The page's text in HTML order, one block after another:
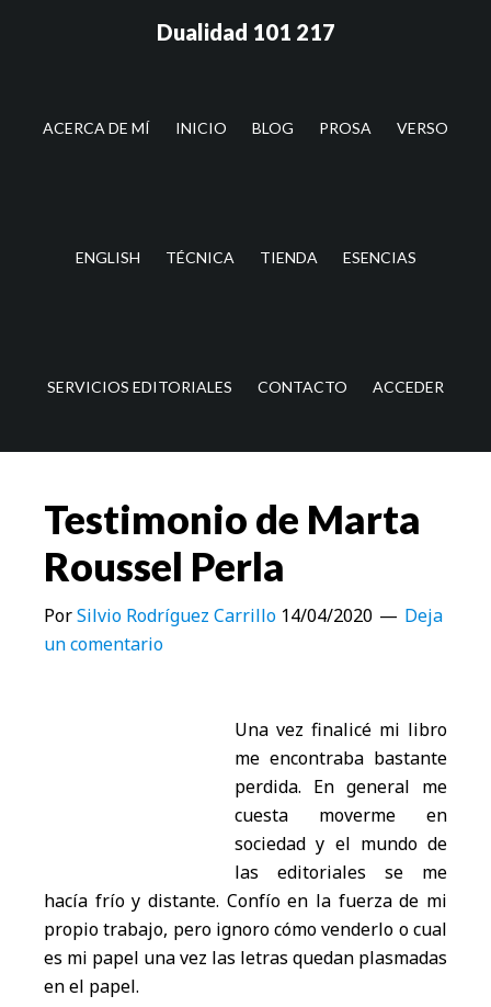
lateral
Dualidad 101 217
ACERCA DE MÍ INICIO BLOG PROSA VERSO
ENGLISH TÉCNICA TIENDA ESENCIAS
SERVICIOS EDITORIALES CONTACTO ACCEDER
Testimonio de Marta
Roussel Perla
PorSilvio Rodríguez Carrillo 14/04/2020
Deja
un comentario
Una vez finalicé mi libro
me encontraba bastante
perdida. En general me
cuesta moverme en
sociedad y el mundo de
las editoriales se me
hacía frío y distante. Confío en la fuerza de mi
propio trabajo, pero ignoro cómo venderlo o cual
es mi papel una vez las letras quedan plasmadas
en el papel.